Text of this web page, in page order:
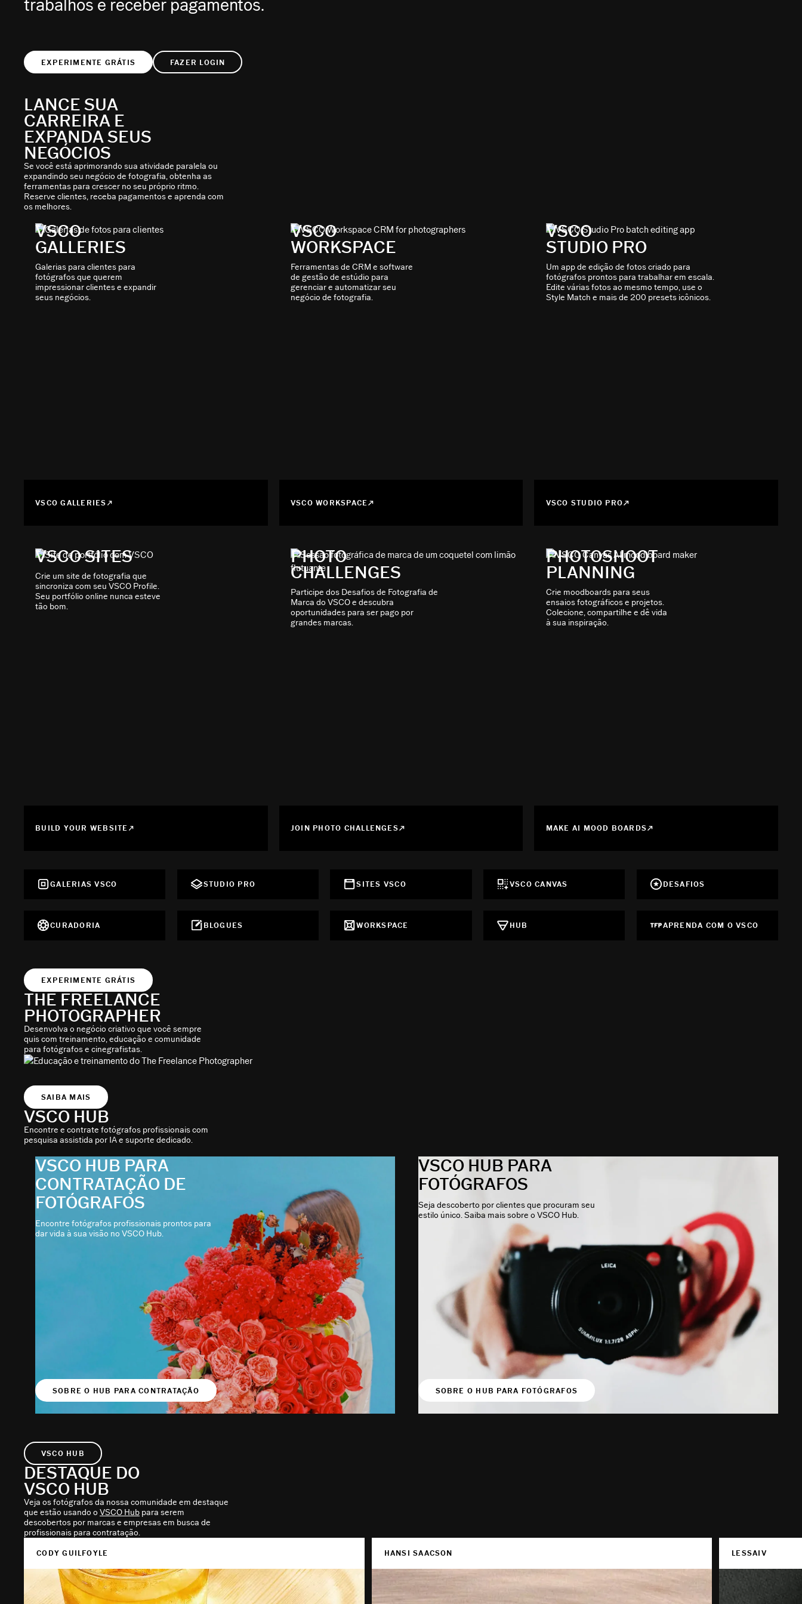
trabalhos e receber pagamentos.
EXPERIMENTE GRÁTIS FAZER LOGIN
LANCE SUA
CARREIRA E
EXPANDA SEUS
NEGÓCIOS
Se você está aprimorando sua atividade paralela ou
expandindo seu negócio de fotografia, obtenha as
ferramentas para crescer no seu próprio ritmo.
Reserve clientes, receba pagamentos e aprenda com
os melhores.
VSCO
GALLERIES
Galerias para clientes para
fotógrafos que querem
impressionar clientes e expandir
seus negócios.
VSCO GALLERIES
VSCO
WORKSPACE
Ferramentas de CRM e software
de gestão de estúdio para
gerenciar e automatizar seu
negócio de fotografia.
VSCO WORKSPACE
VSCO
STUDIO PRO
Um app de edição de fotos criado para
fotógrafos prontos para trabalhar em escala.
Edite várias fotos ao mesmo tempo, use o
Style Match e mais de 200 presets icônicos.
VSCO STUDIO PRO
VSCO SITES
Crie um site de fotografia que
sincroniza com seu VSCO Profile.
Seu portfólio online nunca esteve
tão bom.
BUILD YOUR WEBSITE
PHOTO
CHALLENGES
Participe dos Desafios de Fotografia de
Marca do VSCO e descubra
oportunidades para ser pago por
grandes marcas.
JOIN PHOTO CHALLENGES
PHOTOSHOOT
PLANNING
Crie moodboards para seus
ensaios fotográficos e projetos.
Colecione, compartilhe e dê vida
à sua inspiração.
MAKE AI MOOD BOARDS
GALERIAS VSCO STUDIO PRO SITES VSCO VSCO CANVAS DESAFIOS
CURADORIA BLOGUES WORKSPACE HUB APRENDA COM O VSCO
EXPERIMENTE GRÁTIS
THE FREELANCE
PHOTOGRAPHER
Desenvolva o negócio criativo que você sempre
quis com treinamento, educação e comunidade
para fotógrafos e cinegrafistas.
SAIBA MAIS
VSCO HUB
Encontre e contrate fotógrafos profissionais com
pesquisa assistida por IA e suporte dedicado.
VSCO HUB PARA
CONTRATAÇÃO DE
FOTÓGRAFOS
Encontre fotógrafos profissionais prontos para
dar vida à sua visão no VSCO Hub.
SOBRE O HUB PARA CONTRATAÇÃO
VSCO HUB PARA
FOTÓGRAFOS
Seja descoberto por clientes que procuram seu
estilo único. Saiba mais sobre o VSCO Hub.
SOBRE O HUB PARA FOTÓGRAFOS
VSCO HUB
DESTAQUE DO
VSCO HUB
Veja os fotógrafos da nossa comunidade em destaque
que estão usando o VSCO Hub para serem
descobertos por marcas e empresas em busca de
profissionais para contratação.
CODY GUILFOYLE HANSI SAACSON LESSAIV